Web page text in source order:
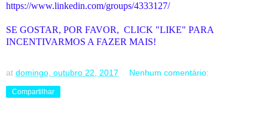
https://www.linkedin.com/groups/4333127/
SE GOSTAR, POR FAVOR, CLICK "LIKE" PARA
INCENTIVARMOS A FAZER MAIS!
at domingo, outubro 22, 2017 Nenhum comentário:
Compartilhar